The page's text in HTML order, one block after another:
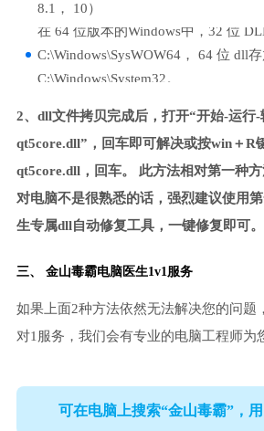
8.1， 10）
在 64 位版本的Windows中，32 位
C:\Windows\SysWOW64， 64 位 dll
C:\Windows\System32。
2、dll文件拷贝完成后，打开“开始-运行
qt5core.dll”，回车即可解决或按win＋R
qt5core.dll，回车。 此方法相对第一种
对电脑不是很熟悉的话，强烈建议使用
生专属dll自动修复工具，一键修复即可。
三、 金山毒霸电脑医生1v1服务
如果上面2种方法依然无法解决您的问题
对1服务，我们会有专业的电脑工程师为
可在电脑上搜索“金山毒霸”，